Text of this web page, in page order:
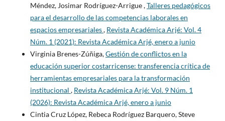
Méndez, Josimar Rodríguez-Arrigue ,Talleres pedagógicos
para el desarrollo de las competencias laborales en
espacios empresariales, Revista Académica Arjé: Vol. 4
Núm. 1 (2021): Revista Académica Arjé, enero a junio
Virginia Brenes-Zúñiga,Gestión de conflictos en la
educación superior costarricense: transferencia crítica de
herramientas empresariales para la transformación
institucional , Revista Académica Arjé: Vol. 9 Núm. 1
(2026): Revista Académica Arjé, enero a junio
Cintia Cruz López, Rebeca Rodríguez Barquero, Steve